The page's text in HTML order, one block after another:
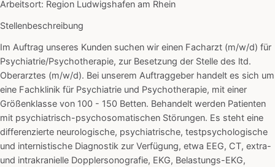
Arbeitsort: Region Ludwigshafen am Rhein
Stellenbeschreibung
Im Auftrag unseres Kunden suchen wir einen Facharzt (m/w/d) für
Psychiatrie/Psychotherapie, zur Besetzung der Stelle des ltd.
Oberarztes (m/w/d). Bei unserem Auftraggeber handelt es sich um
eine Fachklinik für Psychiatrie und Psychotherapie, mit einer
Größenklasse von 100 - 150 Betten. Behandelt werden Patienten
mit psychiatrisch-psychosomatischen Störungen. Es steht eine
differenzierte neurologische, psychiatrische, testpsychologische
und internistische Diagnostik zur Verfügung, etwa EEG, CT, extra-
und intrakranielle Dopplersonografie, EKG, Belastungs-EKG,